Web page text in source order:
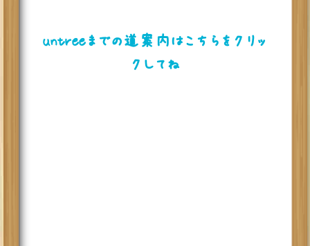
untreeまでの道案内はこちらをクリッ
クしてね